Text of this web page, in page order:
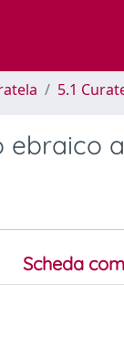
5.1
ebraico
Scheda